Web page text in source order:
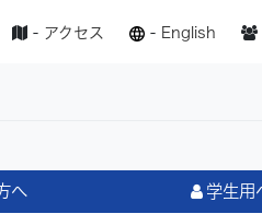
- アクセス - English
へ 学生用